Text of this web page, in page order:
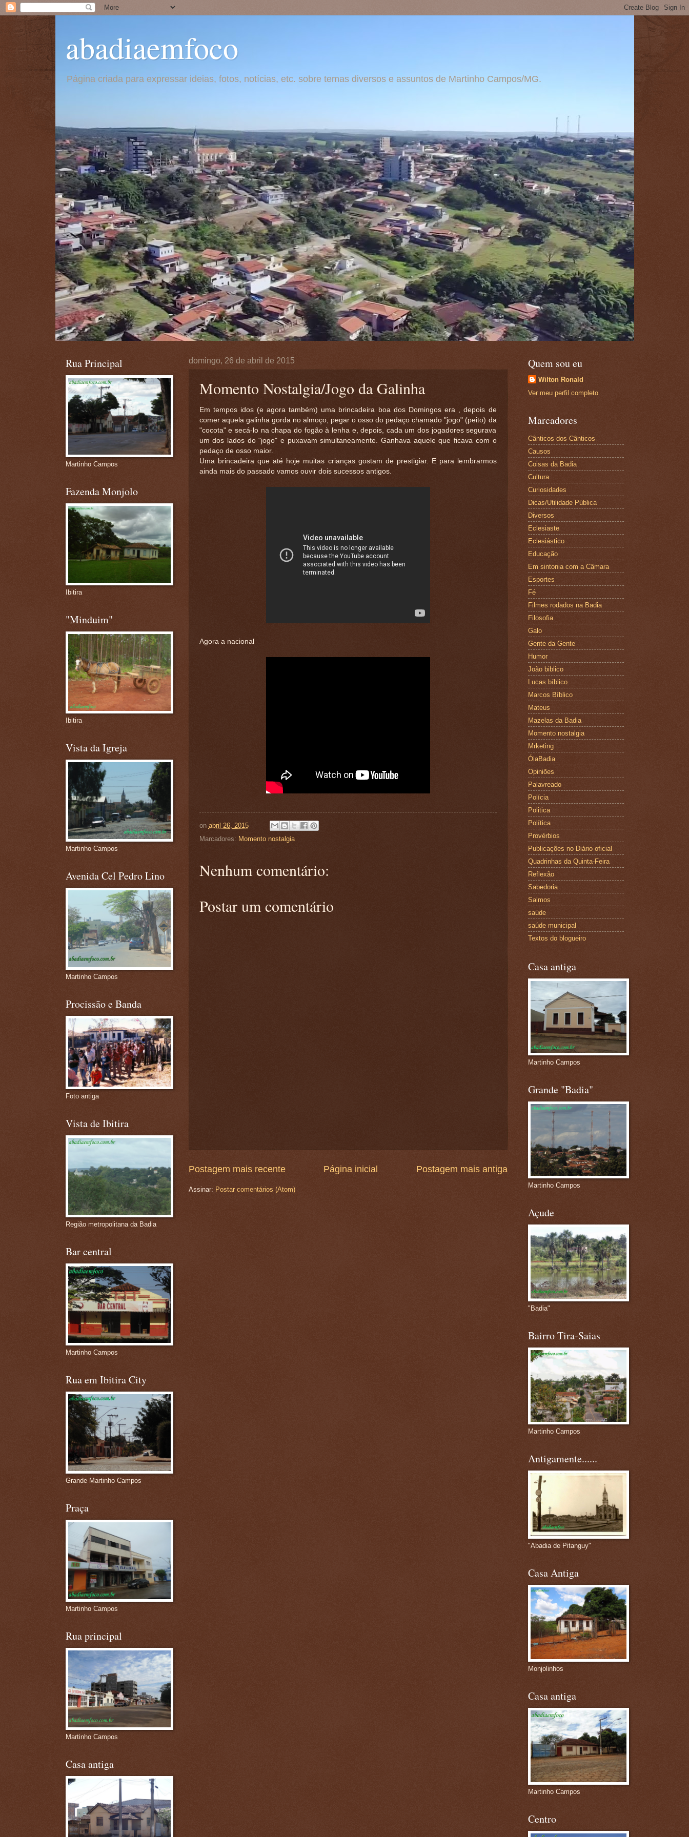
abadiaemfoco
Página criada para expressar ideias, fotos, notícias, etc. sobre temas diversos e assuntos de Martinho Campos/MG.
domingo, 26 de abril de 2015
Momento Nostalgia/Jogo da Galinha
Em tempos idos (e agora também) uma brincadeira boa dos Domingos era , depois de
comer aquela galinha gorda no almoço, pegar o osso do pedaço chamado "jogo" (peito) da
"cocota" e secá-lo na chapa do fogão à lenha e, depois, cada um dos jogadores segurava
um dos lados do "jogo" e puxavam simultaneamente. Ganhava aquele que ficava com o
pedaço de osso maior.
Uma brincadeira que até hoje muitas crianças gostam de prestigiar. E para lembrarmos
ainda mais do passado vamos ouvir dois sucessos antigos.
Agora a nacional
on abril 26, 2015
Marcadores: Momento nostalgia
Nenhum comentário:
Postar um comentário
Postagem mais recente Postagem mais antiga
Página inicial
Assinar: Postar comentários (Atom)
Rua Principal
Martinho Campos
Fazenda Monjolo
Ibitira
"Minduim"
Ibitira
Vista da Igreja
Martinho Campos
Avenida Cel Pedro Lino
Martinho Campos
Procissão e Banda
Foto antiga
Vista de Ibitira
Região metropolitana da Badia
Bar central
Martinho Campos
Rua em Ibitira City
Grande Martinho Campos
Praça
Martinho Campos
Rua principal
Martinho Campos
Casa antiga
Quem sou eu
Wilton Ronald
Ver meu perfil completo
Marcadores
Cânticos dos Cânticos
Causos
Coisas da Badia
Cultura
Curiosidades
Dicas/Utilidade Pública
Diversos
Eclesiaste
Eclesiástico
Educação
Em sintonia com a Câmara
Esportes
Fé
Filmes rodados na Badia
Filosofia
Galo
Gente da Gente
Humor
João biblico
Lucas bíblico
Marcos Bíblico
Mateus
Mazelas da Badia
Momento nostalgia
Mrketing
ÓiaBadia
Opiniões
Palavreado
Polícia
Politica
Política
Provérbios
Publicações no Diário oficial
Quadrinhas da Quinta-Feira
Reflexão
Sabedoria
Salmos
saúde
saúde municipal
Textos do blogueiro
Casa antiga
Martinho Campos
Grande "Badia"
Martinho Campos
Açude
"Badia"
Bairro Tira-Saias
Martinho Campos
Antigamente......
"Abadia de Pitanguy"
Casa Antiga
Monjolinhos
Casa antiga
Martinho Campos
Centro